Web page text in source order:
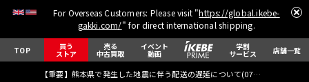
For Overseas Customers: Please visit "https://global.ikebe-
gakki.com/" for direct international shipping.
TOP 買う
ストア
売る
中古買取
イベント
動画
学割
サービス 店舗一覧
【重要】熊本県で発生した地震に伴う配送の遅延について(07月29日